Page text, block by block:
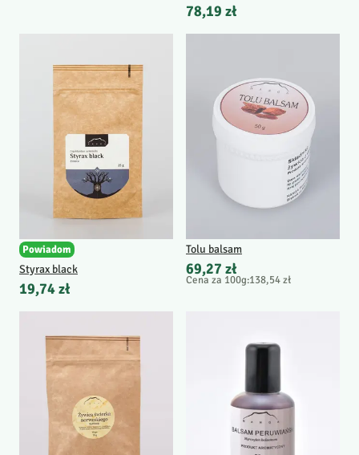
78,19 zł
Powiadom
Styrax black
19,74 zł
Tolu balsam
69,27 zł
Cena za 100g:138,54 zł